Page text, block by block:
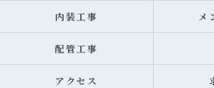
内装工事 メ
配管工事
アクセス